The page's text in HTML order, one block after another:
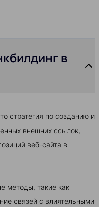
в
стратегия по созданию и
внешних ссылок,
веб-сайта в
методы, такие как
связей с влиятельными